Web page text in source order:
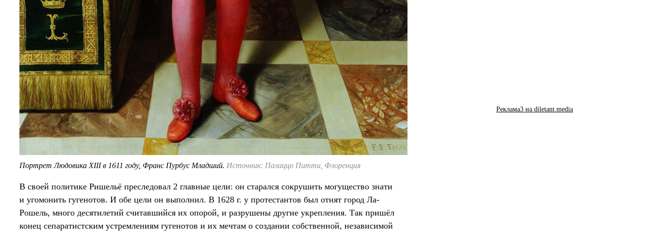
Портрет Людовика XIII в 1611 году, Франс Пурбус Младший. Источник: Палаццо Питти, Флоренция
В своей политике Ришельё преследовал 2 главные цели: он старался сокрушить могущество знати
и угомонить гугенотов. И обе цели он выполнил. В 1628 г. у протестантов был отнят город Ла-
Рошель, много десятилетий считавшийся их опорой, и разрушены другие укрепления. Так пришёл
конец сепаратистским устремлениям гугенотов и их мечтам о создании собственной, независимой
Реклама3 на diletant.media